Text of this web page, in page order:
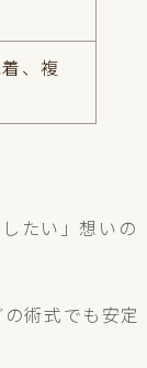
、複
たい」想いの
術式でも安定